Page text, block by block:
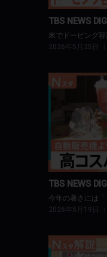
TBS NEWS
米でドーピング容
2026年5月25日（
TBS
今年の暑さに
TBS NEWS
今年の暑さには「
2026年5月19日（